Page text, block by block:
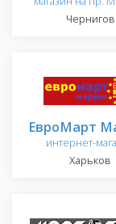
Чернигов
ЕвроМарт
интернет-
Харьков